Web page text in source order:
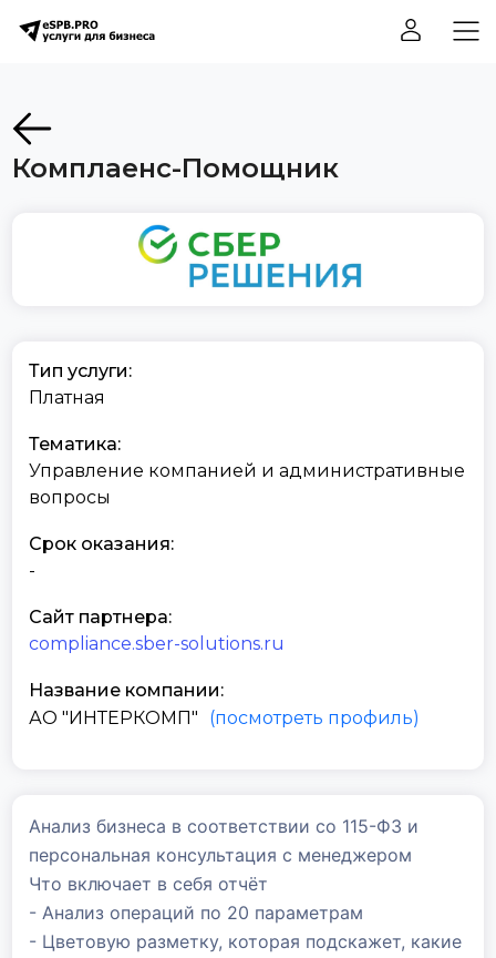
Комплаенс-Помощник
Тип услуги:
Платная
Тематика:
Управление компанией и административные
вопросы
Срок оказания:
-
Сайт партнера:
compliance.sber-solutions.ru
Название компании:
АО "ИНТЕРКОМП"
(посмотреть профиль)
Анализ бизнеса в соответствии со 115-ФЗ и
персональная консультация с менеджером
Что включает в себя отчёт
- Анализ операций по 20 параметрам
- Цветовую разметку, которая подскажет, какие